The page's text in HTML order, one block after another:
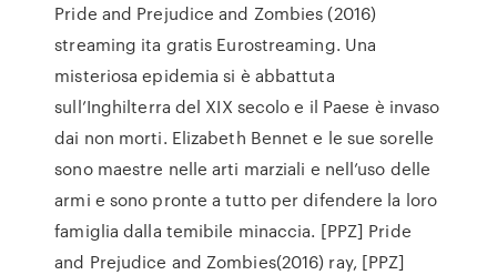
Pride and Prejudice and Zombies (2016)
streaming ita gratis Eurostreaming. Una
misteriosa epidemia si è abbattuta
sull’Inghilterra del XIX secolo e il Paese è invaso
dai non morti. Elizabeth Bennet e le sue sorelle
sono maestre nelle arti marziali e nell’uso delle
armi e sono pronte a tutto per difendere la loro
famiglia dalla temibile minaccia. [PPZ] Pride
and Prejudice and Zombies(2016) ray, [PPZ]